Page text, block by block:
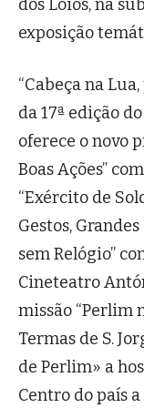
dos Lóios, na
exposição
“Cabeça na
da 17ª edição
oferece o novo
Boas Ações”
“Exército de
Gestos,
sem Relógio”
Cineteatro
missão “Perlim
Termas de S.
de Perlim» a
Centro do país